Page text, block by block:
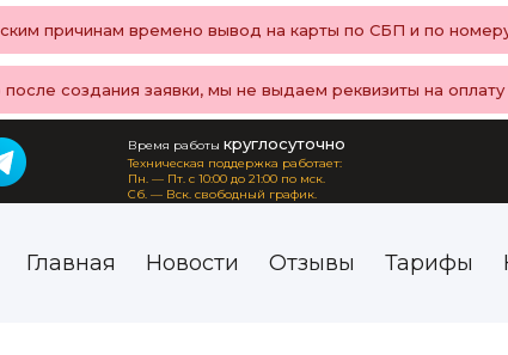
причинам времено вывод на карты по СБП и по
после создания заявки, мы не выдаем реквизиты на
Время работы круглосуточно
Техническая поддержка работает:
Пн. — Пт. с 10:00 до 21:00 по мск.
Сб. — Вск. свободный график.
Главная Новости Отзывы Тарифы